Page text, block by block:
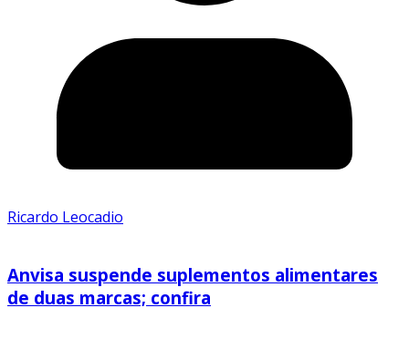
Ricardo Leocadio
Anvisa suspende suplementos alimentares
de duas marcas; confira